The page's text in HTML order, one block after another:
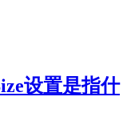
设置是指什